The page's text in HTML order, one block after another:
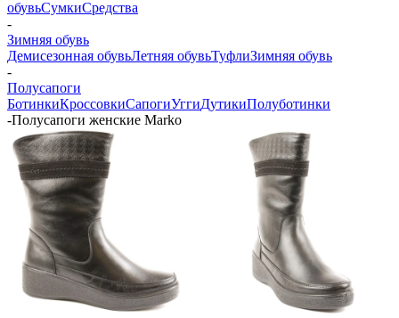
обувьСумкиСредства
-
Зимняя обувь
Демисезонная обувьЛетняя обувьТуфлиЗимняя обувь
-
Полусапоги
БотинкиКроссовкиСапогиУггиДутикиПолуботинки
-Полусапоги женские Marko